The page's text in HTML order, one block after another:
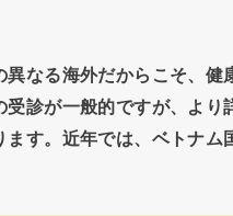
なる海外だからこそ、健
診が一般的ですが、より
す。近年では、ベトナム